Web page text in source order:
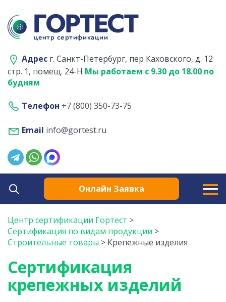
Адрес г. Санкт-Петербург, пер Каховского, д. 12
стр. 1, помещ. 24-Н Мы работаем с 9.30 до 18.00 по
будням
Телефон +7 (800) 350-73-75
Email info@gortest.ru
Онлайн Заявка
Центр сертификации Гортест >
Сертификация по видам продукции >
Строительные товары > Крепежные изделия
Сертификация
крепежных изделий